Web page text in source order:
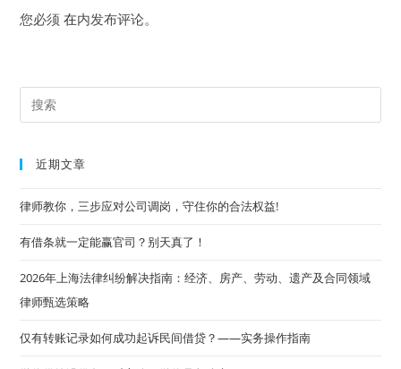
您必须在内发布评论。
近期文章
律师教你，三步应对公司调岗，守住你的合法权益!
有借条就一定能赢官司？别天真了！
2026年上海法律纠纷解决指南：经济、房产、劳动、遗产及合同领域
律师甄选策略
仅有转账记录如何成功起诉民间借贷？——实务操作指南